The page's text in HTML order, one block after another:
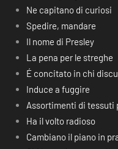
Ne capitano di curiosi
Spedire, mandare
Il nome di Presley
La pena per le streghe
É concitato in chi
Induce a fuggire
Assortimenti di tessuti
Ha il volto radioso
Cambiano il piano in